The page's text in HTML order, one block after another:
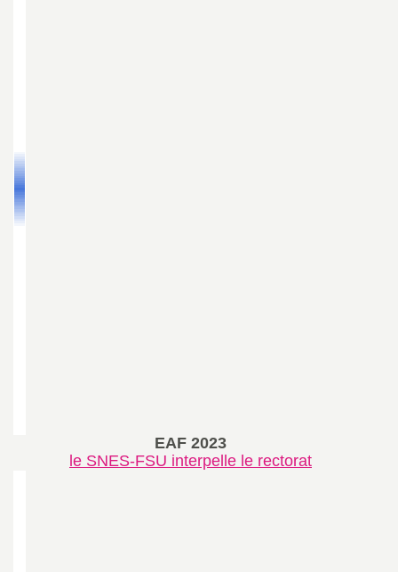
EAF 2023
le SNES-FSU interpelle le rectorat